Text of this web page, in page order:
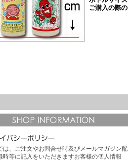
は、ご注文やお問合せ時及びメールマガジン配
時等に記入をいただきますお客様の個人情報